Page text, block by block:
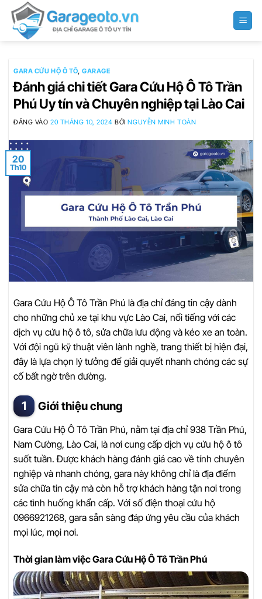
qua
GARA CỨU HỘ Ô TÔ,GARAGE
Đánh giá chi tiết Gara Cứu Hộ Ô Tô Trần
Phú Uy tín và Chuyên nghiệp tại Lào Cai
ĐĂNG VÀO20 THÁNG 10, 2024 BỞINGUYỄN MINH TOÀN
20
Th10
Gara Cứu Hộ Ô Tô Trần Phú là địa chỉ đáng tin cậy dành
cho những chủ xe tại khu vực Lào Cai, nổi tiếng với các
dịch vụ cứu hộ ô tô, sửa chữa lưu động và kéo xe an toàn.
Với đội ngũ kỹ thuật viên lành nghề, trang thiết bị hiện đại,
đây là lựa chọn lý tưởng để giải quyết nhanh chóng các sự
cố bất ngờ trên đường.
Giới thiệu chung
Gara Cứu Hộ Ô Tô Trần Phú, nằm tại địa chỉ 938 Trần Phú,
Nam Cường, Lào Cai, là nơi cung cấp dịch vụ cứu hộ ô tô
suốt tuần. Được khách hàng đánh giá cao về tính chuyên
nghiệp và nhanh chóng, gara này không chỉ là địa điểm
sửa chữa tin cậy mà còn hỗ trợ khách hàng tận nơi trong
các tình huống khẩn cấp. Với số điện thoại cứu hộ
0966921268, gara sẵn sàng đáp ứng yêu cầu của khách
mọi lúc, mọi nơi.
Thời gian làm việc Gara Cứu Hộ Ô Tô Trần Phú